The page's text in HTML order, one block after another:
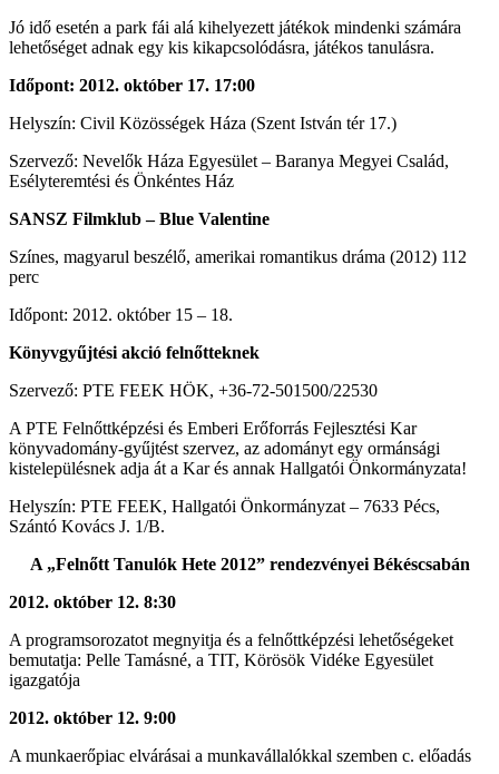
Jó idő esetén a park fái alá kihelyezett játékok mindenki számára
lehetőséget adnak egy kis kikapcsolódásra, játékos tanulásra.
Időpont: 2012. október 17. 17:00
Helyszín: Civil Közösségek Háza (Szent István tér 17.)
Szervező: Nevelők Háza Egyesület – Baranya Megyei Család,
Esélyteremtési és Önkéntes Ház
SANSZ Filmklub – Blue Valentine
Színes, magyarul beszélő, amerikai romantikus dráma (2012) 112
perc
Időpont: 2012. október 15 – 18.
Könyvgyűjtési akció felnőtteknek
Szervező: PTE FEEK HÖK, +36-72-501500/22530
A PTE Felnőttképzési és Emberi Erőforrás Fejlesztési Kar
könyvadomány-gyűjtést szervez, az adományt egy ormánsági
kistelepülésnek adja át a Kar és annak Hallgatói Önkormányzata!
Helyszín: PTE FEEK, Hallgatói Önkormányzat – 7633 Pécs,
Szántó Kovács J. 1/B.
A „Felnőtt Tanulók Hete 2012” rendezvényei Békéscsabán
2012. október 12. 8:30
A programsorozatot megnyitja és a felnőttképzési lehetőségeket
bemutatja: Pelle Tamásné, a TIT, Körösök Vidéke Egyesület
igazgatója
2012. október 12. 9:00
A munkaerőpiac elvárásai a munkavállalókkal szemben c. előadás